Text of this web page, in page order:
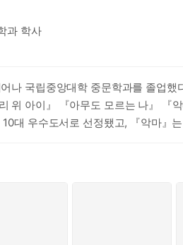
말을 꺼내지 못한다
전 주인공들이 들어서는 곳은 언제나
한때 자신에게 주어졌던 영아 시절
버린 날개를 찾아서」) 사랑을 주는
과 부고訃告가 도사리고 있다. 치명
지 않는다.’ 레즈비언으로서 천쉐는
성과 성관계를 먼저 가진다. 그런 후
과 학사
나 국립중앙대학 중문학과를 졸업
위 아이』 『아무도 모르는 나』 『
대 우수도서로 선정됐고, 『악마』